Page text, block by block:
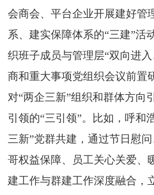
会商会、平台企业开展建好管
系、建实保障体系的“三建”活
织班子成员与管理层“双向进
商和重大事项党组织会议前置
对“两企三新”组织和群体方向
引领的“三引领”。比如，呼和
三新”党群共建，通过节日慰
哥权益保障、员工关心关爱、
建工作与群建工作深度融合，